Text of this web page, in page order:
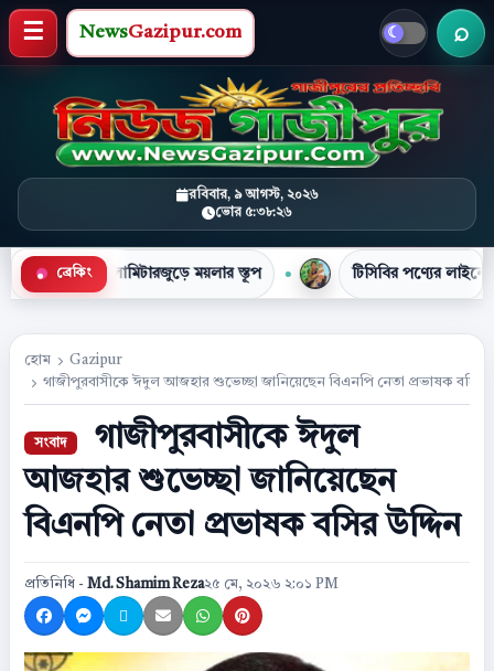
রবিবার, ৯ আগস্ট, ২০২৬
ভোর ৫:৩৮:২৭
মেনু খুলুন
NewsGazipur.com
● ব্রেকিং
ময়লার স্তূপ টিসিবির পণ্যের লাইনে দাঁড়িয়ে প্রাণ গেল
হোম
Gazipur
গাজীপুরবাসীকে ঈদুল আজহার শুভেচ্ছা জানিয়েছেন বিএনপি নেতা প্রভাষক বসির
গাজীপুরবাসীকে ঈদুল
আজহার শুভেচ্ছা জানিয়েছেন
বিএনপি নেতা প্রভাষক বসির উদ্দিন
প্রতিনিধি - Md. Shamim Reza২৫ মে, ২০২৬ ২:০১ PM
Share on Facebook
Share on Messenger
Share on XShare by Email
Share on WhatsApp
Share on Pinterest